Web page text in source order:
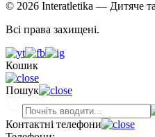
© 2026 Interatletika — Дитяче
Всі права захищені.
Кошик
Пошук
Контактні телефони